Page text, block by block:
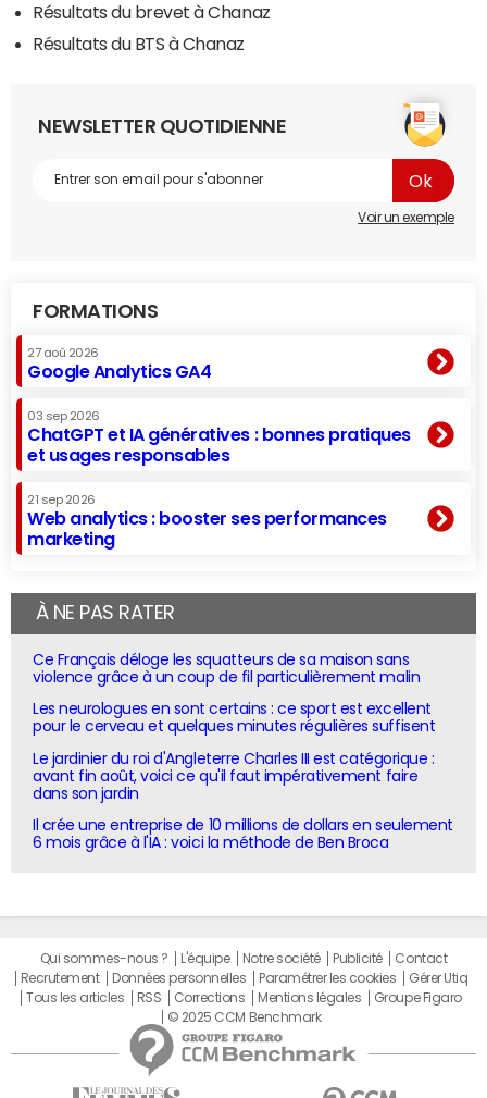
Résultats du brevet à Chanaz
Résultats du BTS à Chanaz
NEWSLETTER QUOTIDIENNE
Voir un exemple
FORMATIONS
27 aoû 2026
Google Analytics GA4
03 sep 2026
ChatGPT et IA génératives : bonnes pratiques
et usages responsables
21 sep 2026
Web analytics : booster ses performances
marketing
À NE PAS RATER
Ce Français déloge les squatteurs de sa maison sans
violence grâce à un coup de fil particulièrement malin
Les neurologues en sont certains : ce sport est excellent
pour le cerveau et quelques minutes régulières suffisent
Le jardinier du roi d'Angleterre Charles III est catégorique :
avant fin août, voici ce qu'il faut impérativement faire
dans son jardin
Il crée une entreprise de 10 millions de dollars en seulement
6 mois grâce à l'IA : voici la méthode de Ben Broca
Qui sommes-nous ? L'équipe Notre société Publicité
Contact
Recrutement
Données personnelles Paramétrer les cookies
Gérer Utiq
Tous les articles
RSS Corrections Mentions légales
Groupe Figaro
© 2025 CCM Benchmark